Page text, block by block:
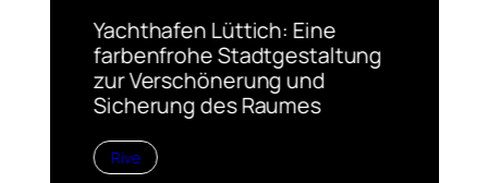
Yachthafen Lüttich: Eine
farbenfrohe Stadtgestaltung
zur Verschönerung und
Sicherung des Raumes
Rive